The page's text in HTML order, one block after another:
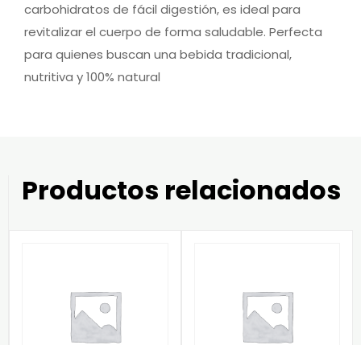
carbohidratos de fácil digestión, es ideal para
revitalizar el cuerpo de forma saludable. Perfecta
para quienes buscan una bebida tradicional,
nutritiva y 100% natural
Productos relacionados